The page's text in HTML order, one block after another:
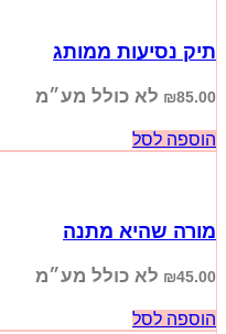
תיק נסיעות ממותג
₪85.00 לא כולל מע״מ
הוספה לסל
מורה שהיא מתנה
₪45.00 לא כולל מע״מ
הוספה לסל